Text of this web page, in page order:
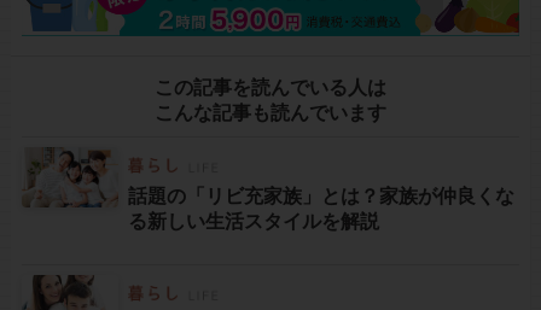
この記事を読んでいる人は
こんな記事も読んでいます
話題の「リビ充家族」とは？家族が仲良くな
る新しい生活スタイルを解説